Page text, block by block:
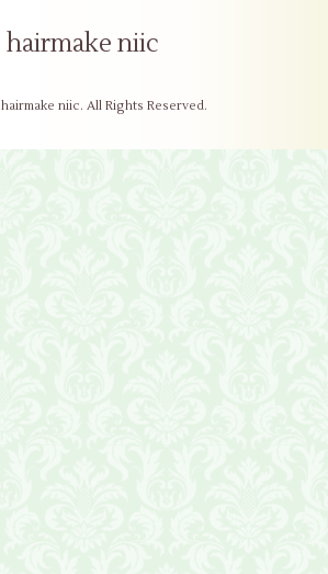
hairmake niic
hairmake niic. All Rights Reserved.